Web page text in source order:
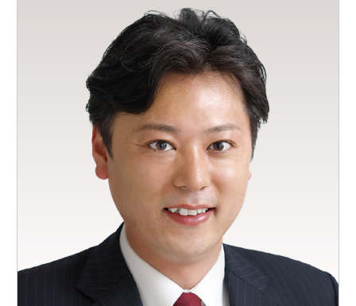
お問い合わせ
ニュースリリース
こくみんうさぎの部屋
参加・サポート
Go!Go!こくみんストア （新しいタブで開く）
TEAMこくみんうさぎ （新しいタブで開く）
こくみんオンラインスクール （新しいタブで開く）